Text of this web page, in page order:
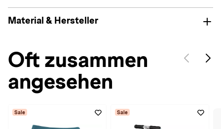
Material & Hersteller
Oft zusammen
angesehen
Sale Sale